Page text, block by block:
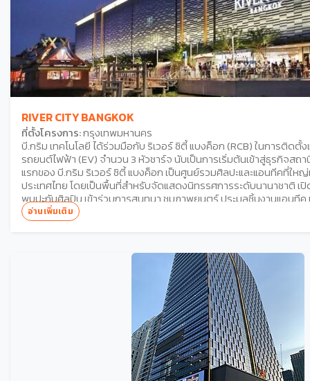
RIVER CITY BANGKOK
ที่ตั้งโครงการ:กรุงเทพมหานคร
บี.กริม เทคโนโลยี ได้ร่วมมือกับ ริเวอร์ ซิตี้ แบงค็อก (RCB) ในการติดตั้
รถยนต์ไฟฟ้า (EV) จำนวน 3 หัวชาร์จ นับเป็นการเริ่มต้นเข้าสู่ธุรกิจสถ
แรกของ บี.กริม ริเวอร์ ซิตี้ แบงค็อก เป็นศูนย์รวมศิลปะและแอนทีคที่ให
ประเทศไทย โดยเป็นพื้นที่สำหรับจัดแสดงนิทรรศการระดับนานาชาติ เปิ
พบปะกับศิลปิน เข้าร่วมการสนทนา ชมภาพยนตร์ ประมูลชิ้นงานแอนที
หรือเรียนรู้ถึงคุณค่าของงานศิลปะไทยร่วมสมัย ทั้งนี้ ริเวอร์ ซิตี้ แบงค็อ
ชาร์จรถไฟฟ้าแล้วตั้งแต่วันศุกร์ที่ 7 เมษายน 2566 เป็นต้นไป ด้วยควา
วงจร ตั้งแต่การออกแบบ จัดหา ติดตั้ง ไปจนถึงการบำรุงรักษา เพื่อใ
เดียวครบจบทุกขั้นตอน พร้อมทางเลือกในการใช้พลังงานสะอาดด้วย
และมีทางเลือกในการลงทุนเพื่อเพิ่มความยืดหยุ่นให้แก่ผู้ประกอบการ
อ่านเพิ่มเติม